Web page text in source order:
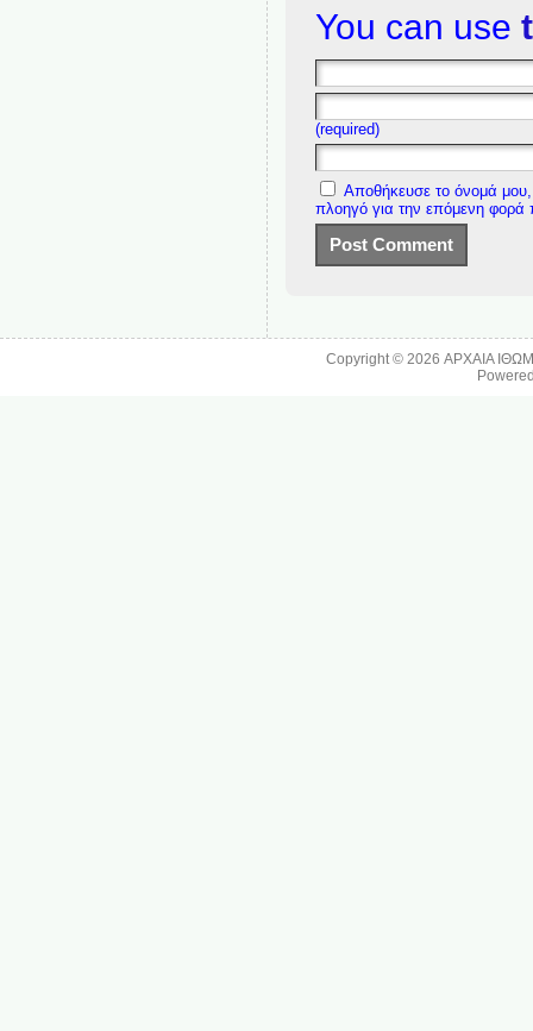
You can use
(required)
Αποθήκευσε το όνομά μου,
πλοηγό για την επόμενη
Copyright © 2026ΑΡΧΑΙΑ